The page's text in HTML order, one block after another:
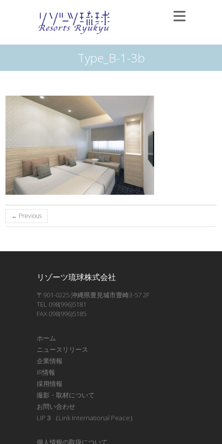
Type_B-1-3b
← Previous
リゾーツ琉球株式会社
〒901-0225 沖縄県豊見城市豊崎3-57 2F
TEL 098(996)5181
FAX 098(996)5185
ホーム
ニュースリリース
企業情報
IR情報
採用情報
撮影・取材について
お問い合わせ
LIP３（Link International Peace）
個人情報の取扱について